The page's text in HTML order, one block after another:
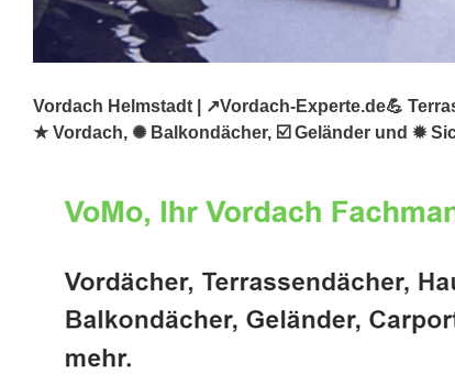
Vordach Helmstadt | ↗️Vordach-Experte.de💪
★ Vordach, ✺ Balkondächer, ☑️ Geländer und ✹